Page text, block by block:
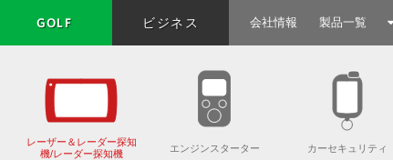
GOLF ビジネス 会社情報 製品一覧
レーザー＆レーダー探知
機/レーダー探知機
エンジンスターター カーセキュリティ